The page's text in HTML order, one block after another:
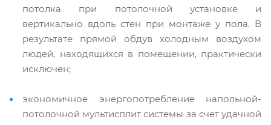
потолка при потолочной установке и
вертикально вдоль стен при монтаже у пола. В
результате прямой обдув холодным воздухом
людей, находящихся в помещении, практически
исключен;
экономичное энергопотребление напольной-
потолочной мультисплит системы за счет удачной